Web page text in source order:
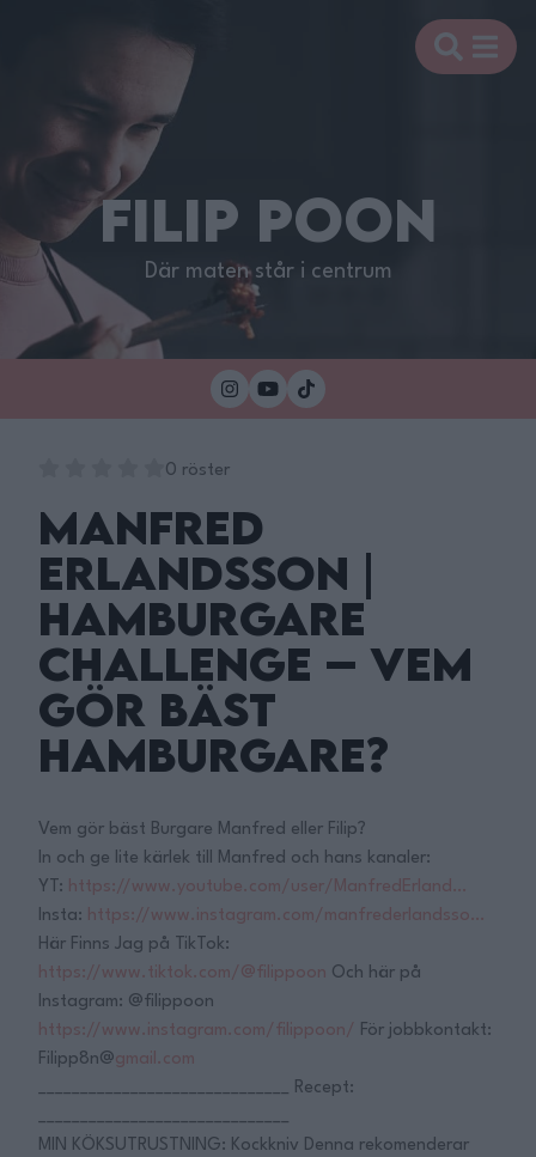
FILIP POON
Där maten står i centrum
0 röster
Manfred
Erlandsson |
Hamburgare
Challenge – vem
gör bäst
hamburgare?
Vem gör bäst Burgare Manfred eller Filip?
In och ge lite kärlek till Manfred och hans kanaler:
YT: https://www.youtube.com/user/ManfredErland…
Insta: https://www.instagram.com/manfrederlandsso…
Här Finns Jag på TikTok:
https://www.tiktok.com/@filippoon Och här på
Instagram: @filippoon
https://www.instagram.com/filippoon/ För jobbkontakt:
Filipp8n@gmail.com
______________________________ Recept:
______________________________
MIN KÖKSUTRUSTNING: Kockkniv Denna rekomenderar